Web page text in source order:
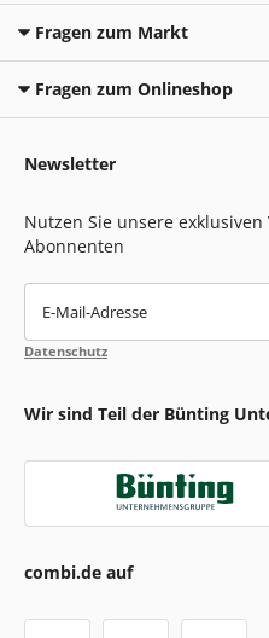
Fragen zum Markt
Fragen zum Onlineshop
Newsletter
Nutzen Sie unsere
Abonnenten
E-Mail-Adresse
Datenschutz
Wir sind Teil der Bünting
combi.de auf